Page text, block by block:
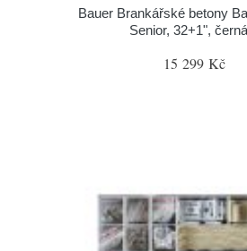
Bauer Brankářské betony
Senior, 32+1",
15 299 Kč